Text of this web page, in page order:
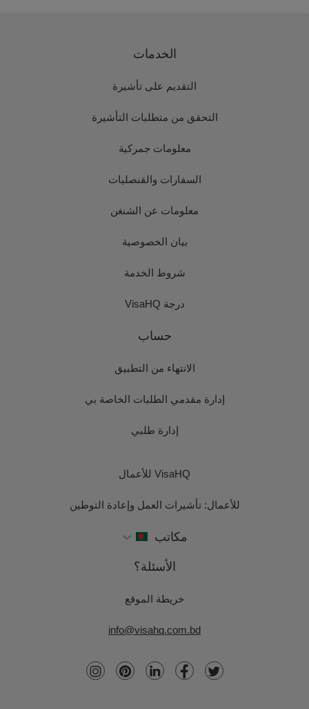
الخدمات
التقديم على تأشيرة
التحقق من متطلبات التأشيرة
معلومات جمركية
السفارات والقنصليات
معلومات عن الشنغن
بيان الخصوصية
شروط الخدمة
درجة VisaHQ
حساب
الانتهاء من التطبيق
إدارة مقدمي الطلبات الخاصة بي
إدارة طلبي
VisaHQ للأعمال
للأعمال: تأشيرات العمل وإعادة التوطين
مكاتب
الأسئلة؟
خريطة الموقع
info@visahq.com.bd